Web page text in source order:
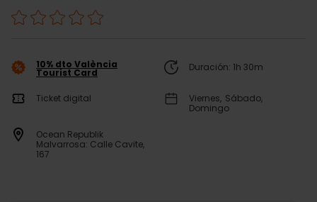
10% dto València
Tourist Card Duración: 1h 30m
Ticket digital Viernes Sábado
Domingo
Ocean Republik
Malvarrosa: Calle Cavite,
167